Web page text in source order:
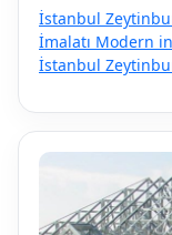
İstanbul
İmalatı Modern
İstanbul